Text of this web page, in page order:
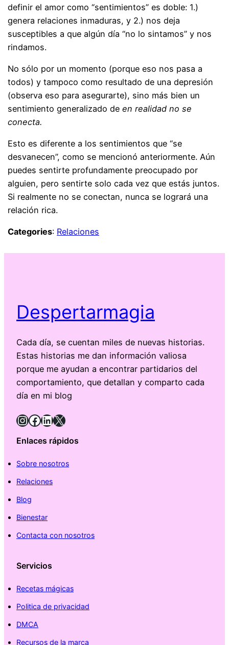
definir el amor como “sentimientos” es doble: 1.)
genera relaciones inmaduras, y 2.) nos deja
susceptibles a que algún día “no lo sintamos” y nos
rindamos.
No sólo por un momento (porque eso nos pasa a
todos) y tampoco como resultado de una depresión
(observa eso para asegurarte), sino más bien un
sentimiento generalizado deen realidad no se
conecta.
Esto es diferente a los sentimientos que “se
desvanecen”, como se mencionó anteriormente. Aún
puedes sentirte profundamente preocupado por
alguien, pero sentirte solo cada vez que estás juntos.
Si realmente no se conectan, nunca se logrará una
relación rica.
Categories: Relaciones
Despertarmagia
Cada día, se cuentan miles de nuevas historias.
Estas historias me dan información valiosa
porque me ayudan a encontrar partidarios del
comportamiento, que detallan y comparto cada
día en mi blog
InstagramFacebook LinkedIn X
Enlaces rápidos
Sobre nosotros
Relaciones
Blog
Bienestar
Contacta con nosotros
Servicios
Recetas mágicas
Politica de privacidad
DMCA
Recursos de la marca